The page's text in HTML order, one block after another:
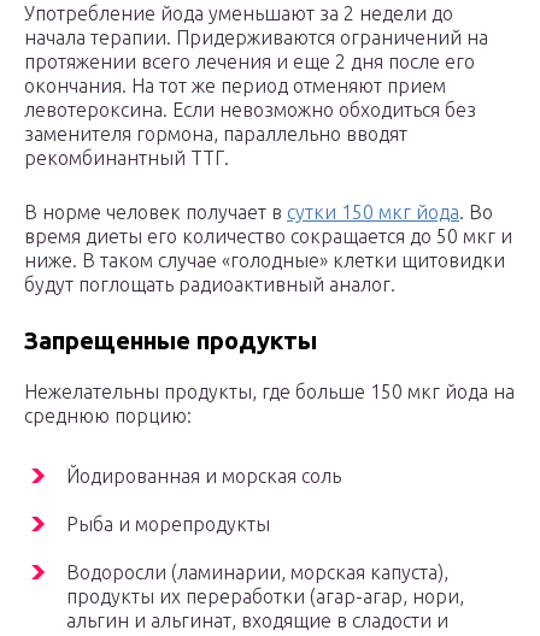
Употребление йода уменьшают за 2 недели до
начала терапии. Придерживаются ограничений на
протяжении всего лечения и еще 2 дня после его
окончания. На тот же период отменяют прием
левотероксина. Если невозможно обходиться без
заменителя гормона, параллельно вводят
рекомбинантный ТТГ.
В норме человек получает в сутки 150 мкг йода. Во
время диеты его количество сокращается до 50 мкг и
ниже. В таком случае «голодные» клетки щитовидки
будут поглощать радиоактивный аналог.
Запрещенные продукты
Нежелательны продукты, где больше 150 мкг йода на
среднюю порцию:
Йодированная и морская соль
Рыба и морепродукты
Водоросли (ламинарии, морская капуста),
продукты их переработки (агар-агар, нори,
альгин и альгинат, входящие в сладости и